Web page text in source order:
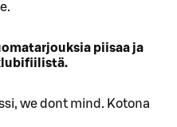
piisaa ja
we dont mind. Kotona